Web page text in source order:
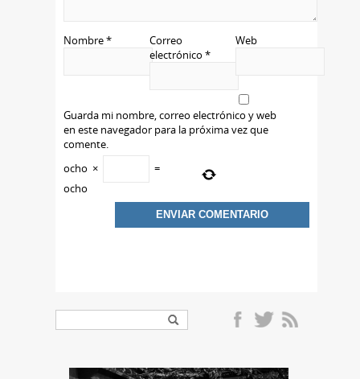
Nombre*
Correo
electrónico*
Web
Guarda mi nombre, correo electrónico y web
en este navegador para la próxima vez que
comente.
ocho ×
=
ocho